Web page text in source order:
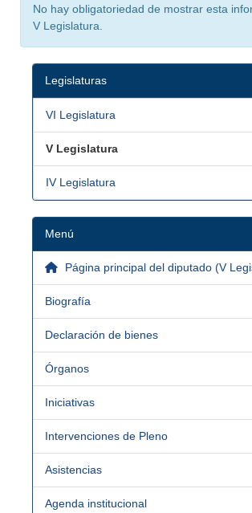
No hay obligatoriedad de mostrar esta
V Legislatura.
Legislaturas
VI Legislatura
V Legislatura
IV Legislatura
Menú
Página principal del diputado (V
Biografía
Declaración de bienes
Órganos
Iniciativas
Intervenciones de Pleno
Asistencias
Agenda institucional